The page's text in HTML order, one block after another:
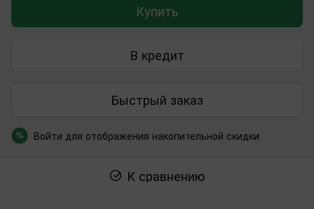
Купить
В кредит
Быстрый заказ
% Войти для отображения накопительной скидки
К сравнению